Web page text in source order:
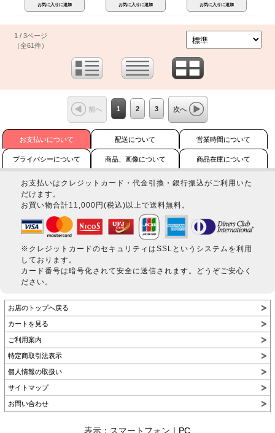
1 / 3ページ
（全61件）
前へ 1 2 3 次へ
お支払いについて 配送について 営業時間について
プライバシーについて 商品、画像について 商品在庫について
お支払いはクレジットカード・代金引換・銀行振込がご利用いた
だけます。
お買い物合計11,000円(税込)以上で送料無料。
※クレジットカードのセキュリティはSSLというシステムを利用
しております。
カード番号は暗号化されて安全に送信されます。どうぞご安心く
ださい。
お店のトップへ戻る
カートを見る
ご利用案内
特定商取引法表示
個人情報の取扱い
サイトマップ
お問い合わせ
表示：スマートフォン｜ PC